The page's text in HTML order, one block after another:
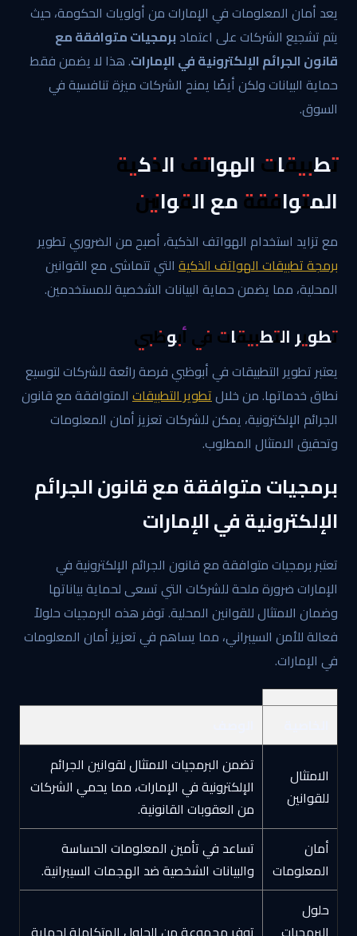
يعد أمان المعلومات في الإمارات من أولويات الحكومة، حيث
يتم تشجيع الشركات على اعتماد برمجيات متوافقة مع
قانون الجرائم الإلكترونية في الإمارات. هذا لا يضمن فقط
حماية البيانات ولكن أيضًا يمنح الشركات ميزة تنافسية في
السوق.
تطبيقات الهواتف الذكية
المتوافقة مع القوانين
مع تزايد استخدام الهواتف الذكية، أصبح من الضروري تطوير
برمجة تطبيقات الهواتف الذكية التي تتماشى مع القوانين
المحلية، مما يضمن حماية البيانات الشخصية للمستخدمين.
تطوير التطبيقات في أبوظبي
يعتبر تطوير التطبيقات في أبوظبي فرصة رائعة للشركات لتوسيع
نطاق خدماتها. من خلالتطوير التطبيقات المتوافقة مع قانون
الجرائم الإلكترونية، يمكن للشركات تعزيز أمان المعلومات
وتحقيق الامتثال المطلوب.
برمجيات متوافقة مع قانون الجرائم
الإلكترونية في الإمارات
تعتبر برمجيات متوافقة مع قانون الجرائم الإلكترونية في
الإمارات ضرورة ملحة للشركات التي تسعى لحماية بياناتها
وضمان الامتثال للقوانين المحلية. توفر هذه البرمجيات حلولاً
فعالة للأمن السيبراني، مما يساهم في تعزيز أمان المعلومات
في الإمارات.
الامتثال
للقوانين
تضمن البرمجيات الامتثال لقوانين الجرائم
الإلكترونية في الإمارات، مما يحمي الشركات
من العقوبات القانونية.
أمان
المعلومات
تساعد في تأمين المعلومات الحساسة
والبيانات الشخصية ضد الهجمات السيبرانية.
حلول